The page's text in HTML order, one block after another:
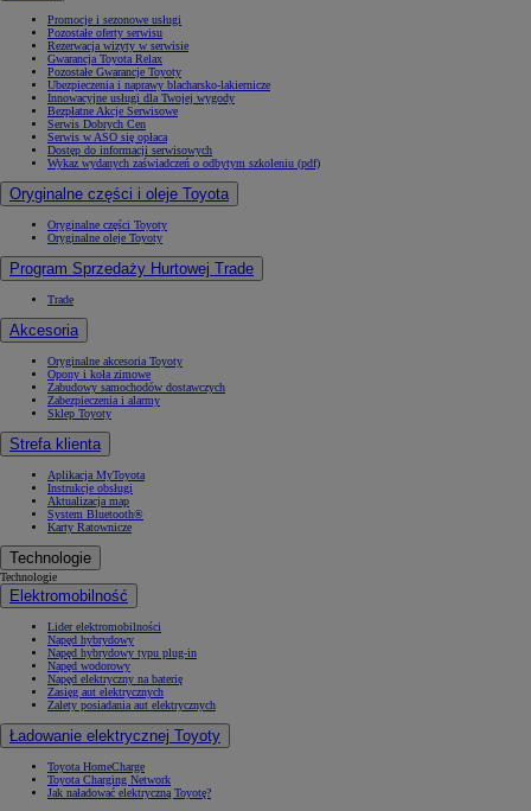
Promocje i sezonowe usługi
Pozostałe oferty serwisu
Rezerwacja wizyty w serwisie
Gwarancja Toyota Relax
Pozostałe Gwarancje Toyoty
Ubezpieczenia i naprawy blacharsko-lakiernicze
Innowacyjne usługi dla Twojej wygody
Bezpłatne Akcje Serwisowe
Serwis Dobrych Cen
Serwis w ASO się opłaca
Dostęp do informacji serwisowych
Wykaz wydanych zaświadczeń o odbytym szkoleniu (pdf)
Oryginalne części i oleje Toyota
Oryginalne części Toyoty
Oryginalne oleje Toyoty
Program Sprzedaży Hurtowej Trade
Trade
Akcesoria
Oryginalne akcesoria Toyoty
Opony i koła zimowe
Zabudowy samochodów dostawczych
Zabezpieczenia i alarmy
Sklep Toyoty
Strefa klienta
Aplikacja MyToyota
Instrukcje obsługi
Aktualizacja map
System Bluetooth®
Karty Ratownicze
Technologie
Technologie
Elektromobilność
Lider elektromobilności
Napęd hybrydowy
Napęd hybrydowy typu plug-in
Napęd wodorowy
Napęd elektryczny na baterię
Zasięg aut elektrycznych
Zalety posiadania aut elektrycznych
Ładowanie elektrycznej Toyoty
Toyota HomeCharge
Toyota Charging Network
Jak naładować elektryczną Toyotę?